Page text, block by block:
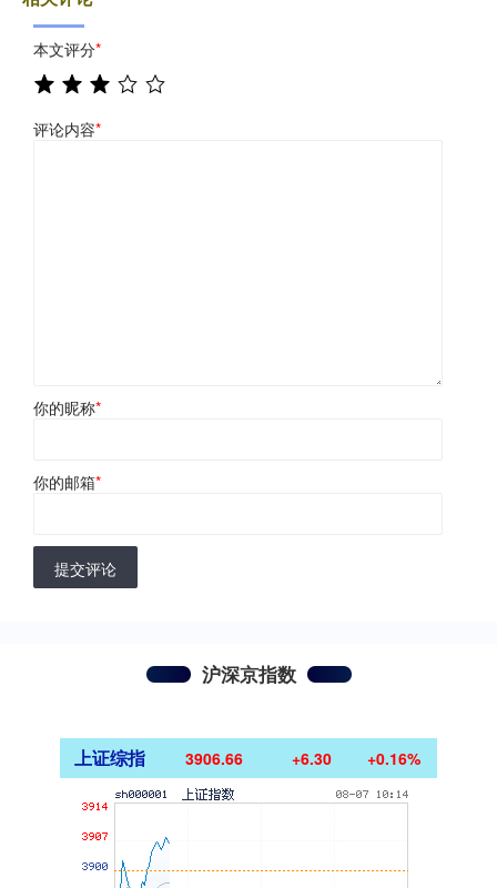
本文评分*
评论内容*
你的昵称*
你的邮箱*
提交评论
沪深京指数
上证综指 3906.66 +6.30 +0.16%